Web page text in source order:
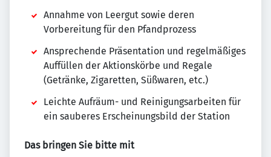
Annahme von Leergut sowie deren
Vorbereitung für den Pfandprozess
Ansprechende Präsentation und regelmäßiges
Auffüllen der Aktionskörbe und Regale
(Getränke, Zigaretten, Süßwaren, etc.)
Leichte Aufräum- und Reinigungsarbeiten für
ein sauberes Erscheinungsbild der Station
Das bringen Sie bitte mit